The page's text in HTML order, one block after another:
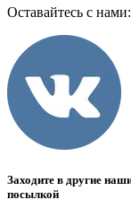
Оставайтесь с нами:
Заходите в другие
посылкой